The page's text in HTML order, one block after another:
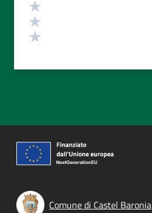
Comune di Castel Baronia